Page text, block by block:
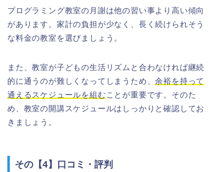
プログラミング教室の月謝は他の習い事より高い傾向
があります。家計の負担が少なく、長く続けられそう
な料金の教室を選びましょう。
また、教室が子どもの生活リズムと合わなければ継続
的に通うのが難しくなってしまうため、余裕を持って
通えるスケジュールを組む ことが重要です。そのた
め、教室の開講スケジュールはしっかりと確認してお
きましょう。
その【4】口コミ・評判